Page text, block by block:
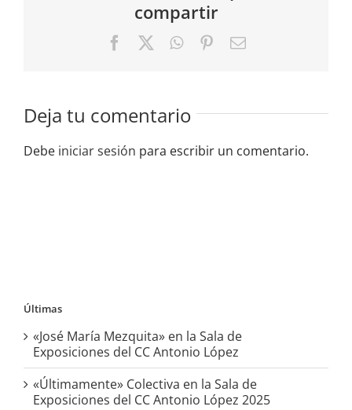
compartir
FacebookWhatsApp
PinterestCorreo
Deja tu comentario
Debe iniciar sesión para escribir un comentario.
Últimas
«José María Mezquita» en la Sala de
Exposiciones del CC Antonio López
«Últimamente» Colectiva en la Sala de
Exposiciones del CC Antonio López 2025